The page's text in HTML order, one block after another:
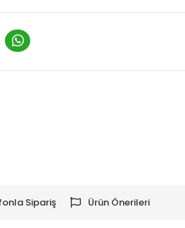
Sipariş Ürün Önerileri